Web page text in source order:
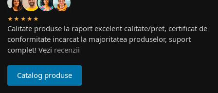
★★★★★
Calitate produse la raport excelent calitate/pret, certificat de
conformitate incarcat la majoritatea produselor, suport
complet! Vezi recenzii
Catalog produse